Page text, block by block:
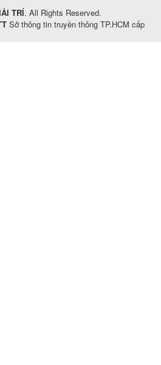
TRÍ. All Rights Reserved.
Sở thông tin truyền thông TP.HCM cấp